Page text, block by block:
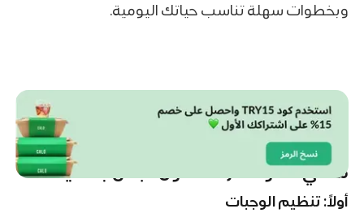
وبخطوات سهلة تناسب حياتك اليومية.
ما هي خطوات ازالة دهون البطن بفاعلية؟
أولاً: تنظيم الوجبات